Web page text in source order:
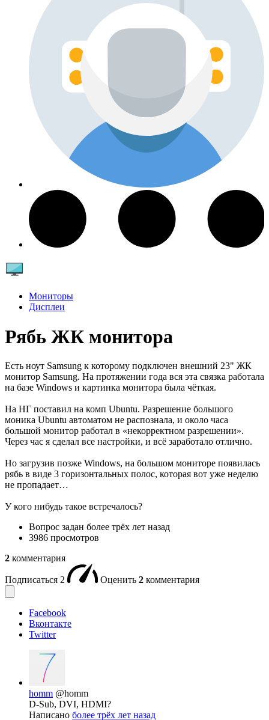
Мониторы
Дисплеи
Рябь ЖК монитора
Есть ноут Samsung к которому подключен внешний 23" ЖК
монитор Samsung. На протяжении года вся эта связка работала
на базе Windows и картинка монитора была чёткая.
На НГ поставил на комп Ubuntu. Разрешение большого
моника Ubuntu автоматом не распознала, и около часа
большой монитор работал в «некорректном разрешении».
Через час я сделал все настройки, и всё заработало отлично.
Но загрузив позже Windows, на большом мониторе появилась
рябь в виде 3 горизонтальных полос, которая вот уже неделю
не пропадает…
У кого нибудь такое встречалось?
Вопрос задан более трёх лет назад
3986 просмотров
2 комментария
Подписаться 2 Оценить 2 комментария
Facebook
Вконтакте
Twitter
homm @homm
D-Sub, DVI, HDMI?
Написано более трёх лет назад